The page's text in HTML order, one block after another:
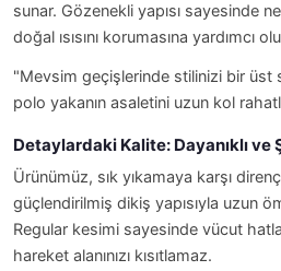
sunar. Gözenekli yapısı sayesinde
doğal ısısını korumasına yardımcı
"Mevsim geçişlerinde stilinizi bir üst
polo yakanın asaletini uzun kol
Detaylardaki Kalite: Dayanıklı ve
Ürünümüz, sık yıkamaya karşı
güçlendirilmiş dikiş yapısıyla uzun
Regular kesimi sayesinde vücut
hareket alanınızı kısıtlamaz.